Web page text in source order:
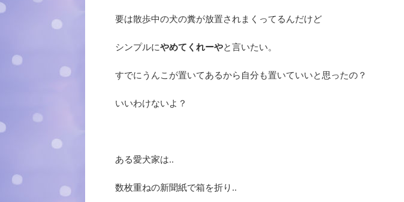
要は散歩中の犬の糞が放置されまくってるんだけど
シンプルにやめてくれーやと言いたい。
すでにうんこが置いてあるから自分も置いていいと思ったの？
いいわけないよ？
ある愛犬家は..
数枚重ねの新聞紙で箱を折り..